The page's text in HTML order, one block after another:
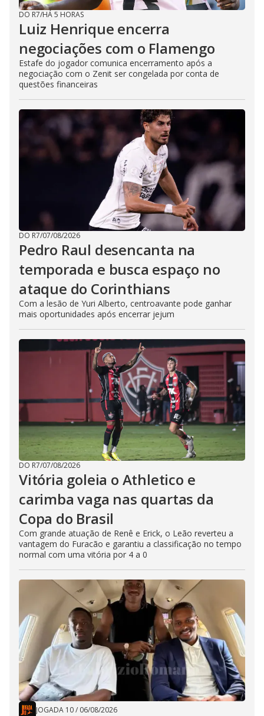
DO R7/HÁ 5 HORAS
Luiz Henrique encerra
negociações com o Flamengo
Estafe do jogador comunica encerramento após a
negociação com o Zenit ser congelada por conta de
questões financeiras
DO R7/07/08/2026
Pedro Raul desencanta na
temporada e busca espaço no
ataque do Corinthians
Com a lesão de Yuri Alberto, centroavante pode ganhar
mais oportunidades após encerrar jejum
DO R7/07/08/2026
Vitória goleia o Athletico e
carimba vaga nas quartas da
Copa do Brasil
Com grande atuação de Renê e Erick, o Leão reverteu a
vantagem do Furacão e garantiu a classificação no tempo
normal com uma vitória por 4 a 0
JOGADA 10/ 06/08/2026